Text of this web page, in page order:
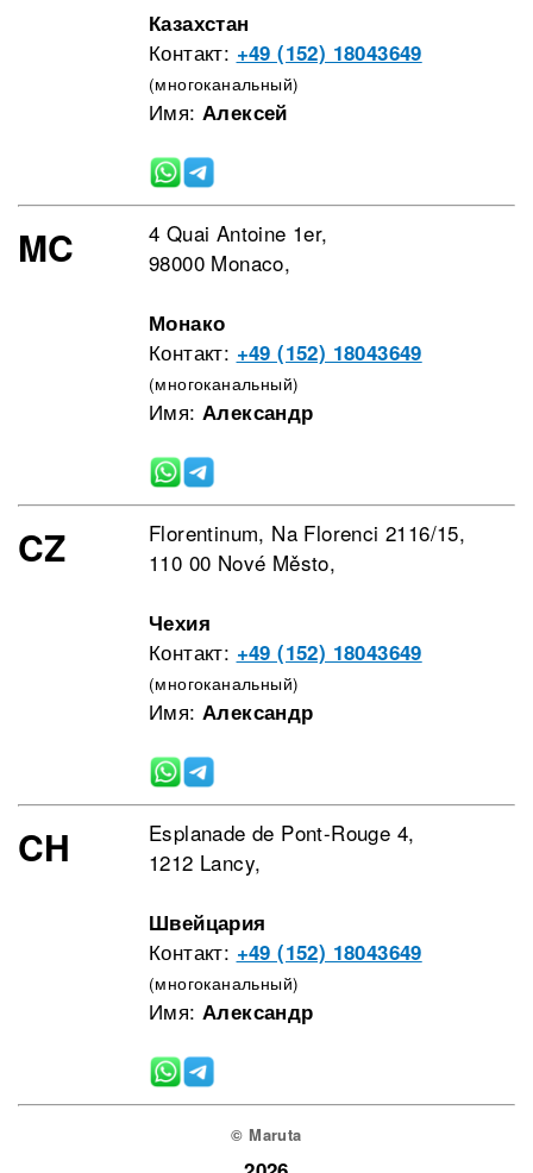
Казахстан
Контакт: +49 (152) 18043649
(многоканальный)
Имя: Алексей
MC
4 Quai Antoine 1er,
98000 Monaco,
Монако
Контакт: +49 (152) 18043649
(многоканальный)
Имя: Александр
CZ
Florentinum, Na Florenci 2116/15,
110 00 Nové Město,
Чехия
Контакт: +49 (152) 18043649
(многоканальный)
Имя: Александр
CH
Esplanade de Pont-Rouge 4,
1212 Lancy,
Швейцария
Контакт: +49 (152) 18043649
(многоканальный)
Имя: Александр
© Maruta